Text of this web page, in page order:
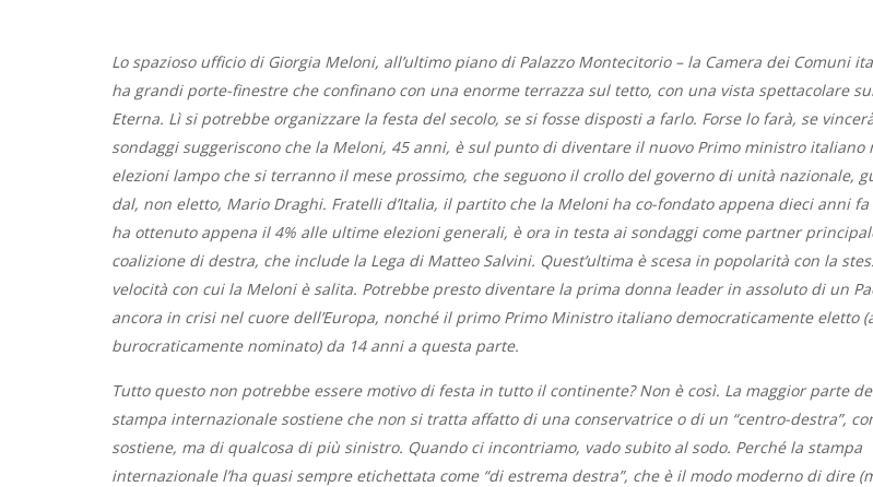
Lo spazioso ufficio di Giorgia Meloni, all’ultimo piano di Palazzo Montecitorio – la Camera dei Comuni
ha grandi porte-finestre che confinano con una enorme terrazza sul tetto, con una vista spettacolare
Eterna. Lì si potrebbe organizzare la festa del secolo, se si fosse disposti a farlo. Forse lo farà, se
sondaggi suggeriscono che la Meloni, 45 anni, è sul punto di diventare il nuovo Primo ministro italiano
elezioni lampo che si terranno il mese prossimo, che seguono il crollo del governo di unità nazionale,
dal, non eletto, Mario Draghi. Fratelli d’Italia, il partito che la Meloni ha co-fondato appena dieci anni fa
ha ottenuto appena il 4% alle ultime elezioni generali, è ora in testa ai sondaggi come partner
coalizione di destra, che include la Lega di Matteo Salvini. Quest’ultima è scesa in popolarità con la
velocità con cui la Meloni è salita. Potrebbe presto diventare la prima donna leader in assoluto di un
ancora in crisi nel cuore dell’Europa, nonché il primo Primo Ministro italiano democraticamente eletto
burocraticamente nominato) da 14 anni a questa parte.
Tutto questo non potrebbe essere motivo di festa in tutto il continente? Non è così. La maggior parte
stampa internazionale sostiene che non si tratta affatto di una conservatrice o di un “centro-destra”,
sostiene, ma di qualcosa di più sinistro. Quando ci incontriamo, vado subito al sodo. Perché la stampa
internazionale l’ha quasi sempre etichettata come “di estrema destra”, che è il modo moderno di dire